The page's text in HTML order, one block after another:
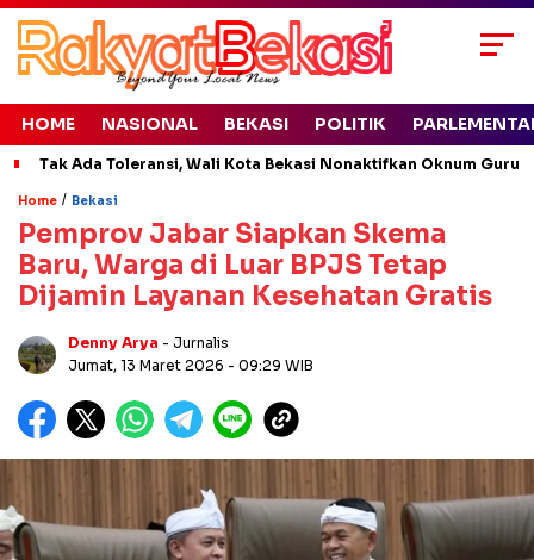
HOME NASIONAL BEKASI POLITIK
Tak Ada Toleransi, Wali Kota Bekasi Nonaktifkan Oknum Guru
Home / Bekasi
Pemprov Jabar Siapkan Skema
Baru, Warga di Luar BPJS Tetap
Dijamin Layanan Kesehatan Gratis
Denny Arya - Jurnalis
Jumat, 13 Maret 2026 - 09:29 WIB